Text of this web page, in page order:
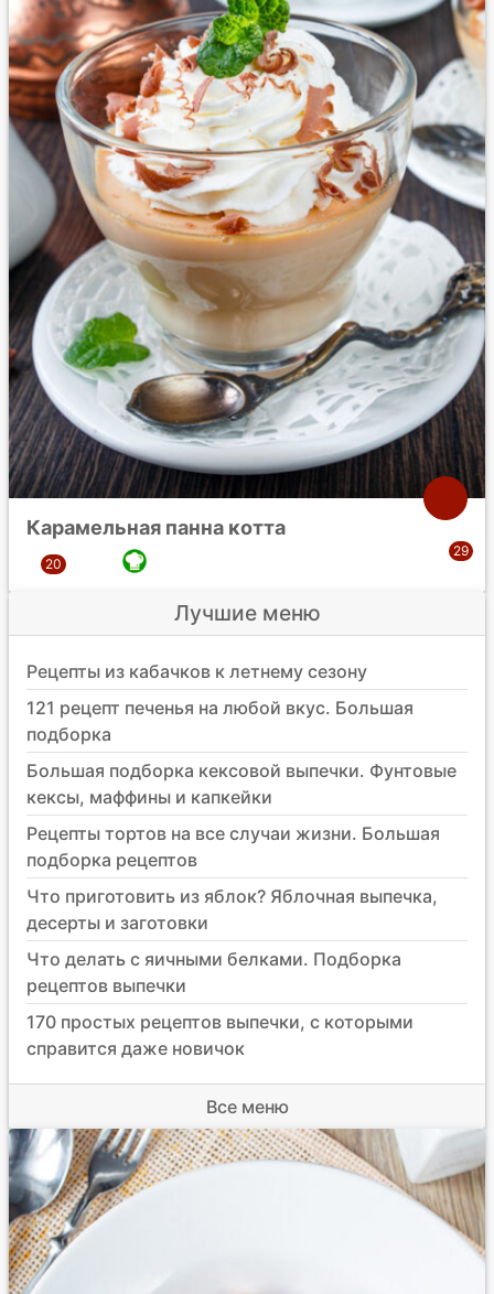
Карамельная панна котта
Лучшие меню
Рецепты из кабачков к летнему сезону
121 рецепт печенья на любой вкус. Большая
подборка
Большая подборка кексовой выпечки. Фунтовые
кексы, маффины и капкейки
Рецепты тортов на все случаи жизни. Большая
подборка рецептов
Что приготовить из яблок? Яблочная выпечка,
десерты и заготовки
Что делать с яичными белками. Подборка
рецептов выпечки
170 простых рецептов выпечки, с которыми
справится даже новичок
Все меню